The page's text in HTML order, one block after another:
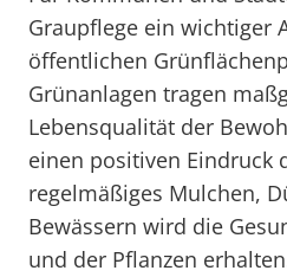
Graupflege ein wichtiger
öffentlichen
Grünanlagen tragen
Lebensqualität der
einen positiven Eindruck
regelmäßiges Mulchen,
Bewässern wird die
und der Pflanzen